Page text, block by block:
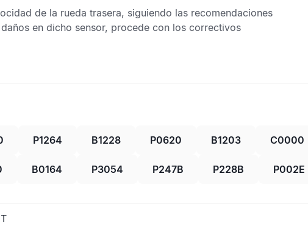
de la rueda trasera, siguiendo las recomendaciones
en dicho sensor, procede con los correctivos
P1264 B1228 P0620 B1203 C0000
B0164 P3054 P247B P228B P002E